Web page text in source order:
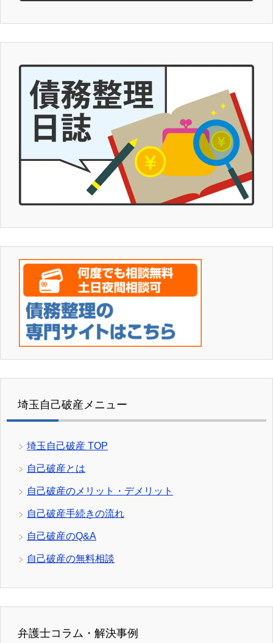
埼玉自己破産メニュー
埼玉自己破産 TOP
自己破産とは
自己破産のメリット・デメリット
自己破産手続きの流れ
自己破産のQ&A
自己破産の無料相談
弁護士コラム・解決事例